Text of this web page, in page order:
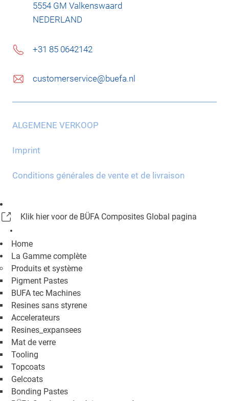
5554 GM Valkenswaard
NEDERLAND
+31 85 0642142
customerservice@buefa.nl
ALGEMENE VERKOOP
Imprint
Conditions générales de vente et de livraison
Klik hier voor de BÜFA Composites Global pagina
Home
La Gamme complète
Produits et système
Pigment Pastes
BUFA tec Machines
Resines sans styrene
Accelerateurs
Resines_expansees
Mat de verre
Tooling
Topcoats
Gelcoats
Bonding Pastes